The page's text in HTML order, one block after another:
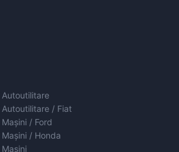
/ Fiat
/ Ford
/ Honda